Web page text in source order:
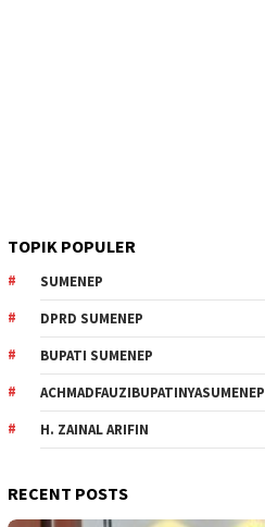
TOPIK POPULER
SUMENEP
DPRD SUMENEP
BUPATI SUMENEP
ACHMADFAUZIBUPATINYASUMENEP
H. ZAINAL ARIFIN
RECENT POSTS